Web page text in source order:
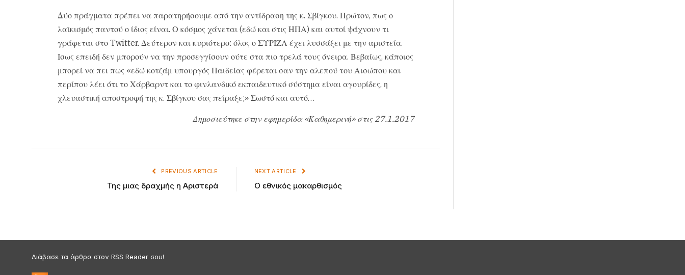
Δύο πράγματα πρέπει να παρατηρήσουμε από την αντίδραση της κ. Σβίγκου. Πρώτον, πως ο
λαϊκισμός παντού ο ίδιος είναι. Ο κόσμος χάνεται (εδώ και στις ΗΠΑ) και αυτοί ψάχνουν τι
γράφεται στο Twitter. Δεύτερον και κυριότερο: όλος ο ΣΥΡΙΖΑ έχει λυσσάξει με την αριστεία.
Ισως επειδή δεν μπορούν να την προσεγγίσουν ούτε στα πιο τρελά τους όνειρα. Βεβαίως, κάποιος
μπορεί να πει πως «εδώ κοτζάμ υπουργός Παιδείας φέρεται σαν την αλεπού του Αισώπου και
περίπου λέει ότι το Χάρβαρντ και το φινλανδικό εκπαιδευτικό σύστημα είναι αγουρίδες, η
χλευαστική αποστροφή της κ. Σβίγκου σας πείραξε;» Σωστό και αυτό…
Δημοσιεύτηκε στην εφημερίδα «Καθημερινή» στις 27.1.2017
PREVIOUS ARTICLE
Της μιας δραχμής η Αριστερά
NEXT ARTICLE
Ο εθνικός μακαρθισμός
Διάβασε τα άρθρα στον RSS Reader σου!